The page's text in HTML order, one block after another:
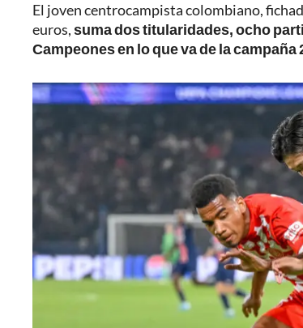
El joven centrocampista colombiano,
euros,suma dos titularidades, ocho
Campeones en lo que va de la campaña